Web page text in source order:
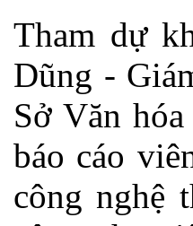
Tham dự
Dũng -
Sở Văn
báo cáo
công nghệ